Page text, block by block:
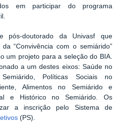
em participar do programa
pós-doutorado da Univasf que
“Convivência com o semiárido”
um projeto para a seleção do BIA.
a um destes eixos: Saúde no
Políticas Sociais no
Alimentos no Semiárido e
e Histórico no Semiárido. Os
a inscrição pelo Sistema de
(PS).